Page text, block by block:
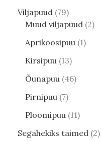
Viljapuud 79
Muud viljapuud 2
Aprikoosipuu 1
Kirsipuu 13
Õunapuu 46
Pirnipuu 7
Ploomipuu 11
Segahekiks taimed 2